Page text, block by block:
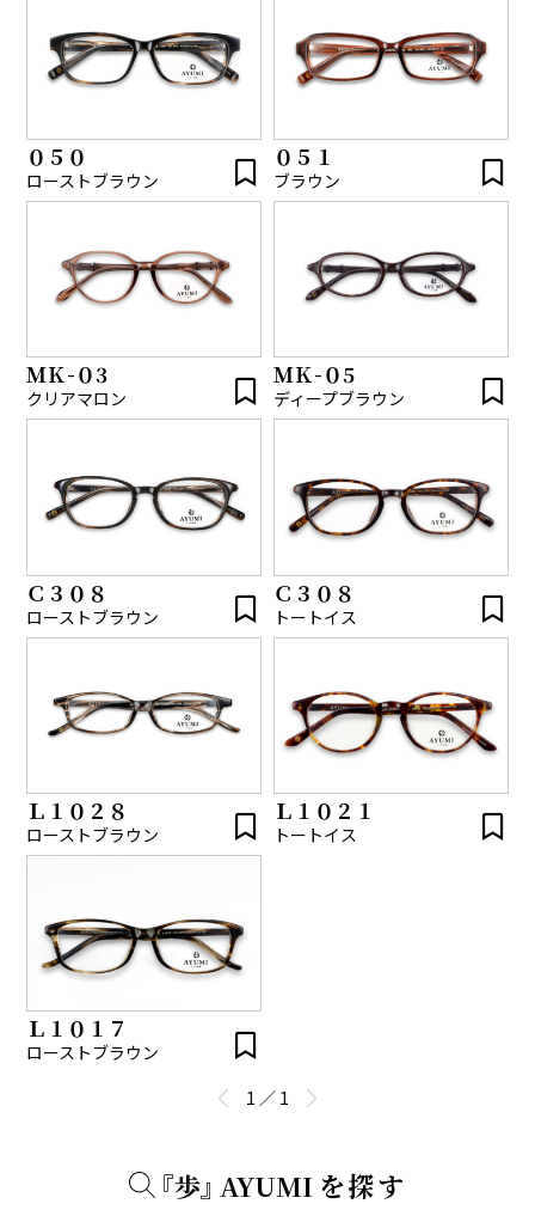
０５０
ローストブラウン
０５１
ブラウン
ＭＫ-０3
クリアマロン
ＭＫ-０5
ディープブラウン
Ｃ３０８
ローストブラウン
Ｃ３０８
トートイス
Ｌ１０２８
ローストブラウン
Ｌ１０２１
トートイス
Ｌ１０１７
ローストブラウン
1 ／ 1
『歩』 AYUMI を探す